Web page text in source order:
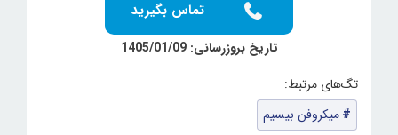
تماس بگیرید
تاریخ بروزرسانی: 1405/01/09
میکروفن بیسیم